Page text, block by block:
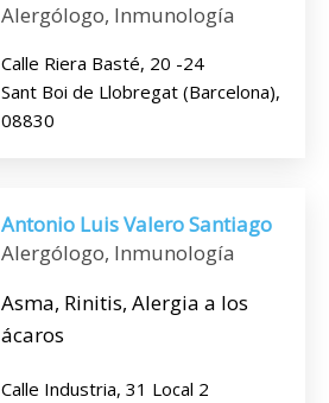
Alergólogo, Inmunología
Calle Riera Basté, 20 -24
Sant Boi de Llobregat (Barcelona),
08830
Antonio Luis Valero Santiago
Alergólogo, Inmunología
Asma, Rinitis, Alergia a los
ácaros
Calle Industria, 31 Local 2